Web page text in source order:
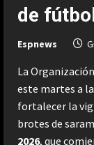
de
Espnews
La
este martes a
fortalecer la
brotes de
2026, que